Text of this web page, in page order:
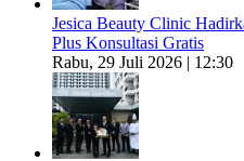
Jesica Beauty Clinic
Plus Konsultasi Gratis
Rabu, 29 Juli 2026 | 12:30